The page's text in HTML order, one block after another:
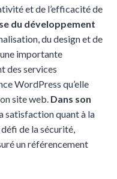
et de l’efficacité de
du développement
du design et de
importante
des services
WordPress qu’elle
site web. Dans son
satisfaction quant à la
de la sécurité,
un référencement